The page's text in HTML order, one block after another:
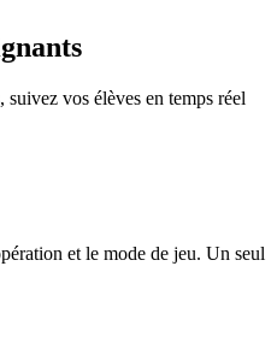
suivez vos élèves en temps réel
et le mode de jeu. Un seul